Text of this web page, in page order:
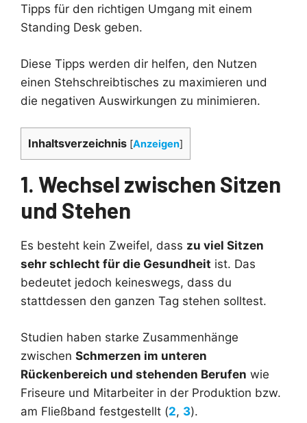
Tipps für den richtigen Umgang mit einem
Standing Desk geben.
Diese Tipps werden dir helfen, den Nutzen
einen Stehschreibtisches zu maximieren und
die negativen Auswirkungen zu minimieren.
Inhaltsverzeichnis [Anzeigen]
1. Wechsel zwischen Sitzen
und Stehen
Es besteht kein Zweifel, dass zu viel Sitzen
sehr schlecht für die Gesundheit ist. Das
bedeutet jedoch keineswegs, dass du
stattdessen den ganzen Tag stehen solltest.
Studien haben starke Zusammenhänge
zwischen Schmerzen im unteren
Rückenbereich und stehenden Berufen wie
Friseure und Mitarbeiter in der Produktion bzw.
am Fließband festgestellt (2, 3).